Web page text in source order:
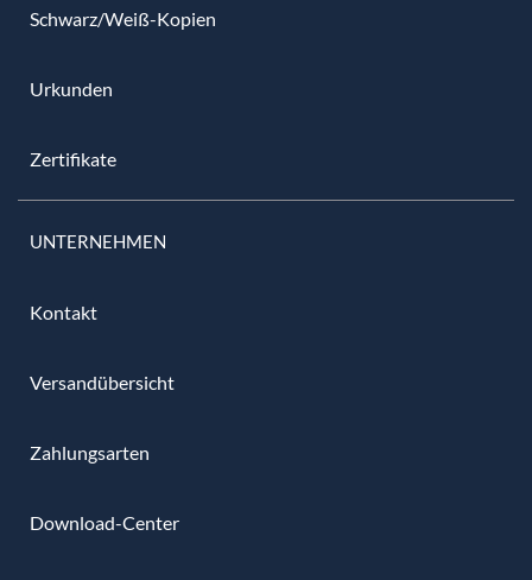
Schwarz/Weiß-Kopien
Urkunden
Zertifikate
UNTERNEHMEN
Kontakt
Versandübersicht
Zahlungsarten
Download-Center